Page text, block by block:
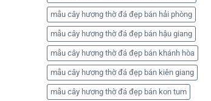
mẫu cây hương thờ đá đẹp bán hải phòng
mẫu cây hương thờ đá đẹp bán hậu giang
mẫu cây hương thờ đá đẹp bán khánh hòa
mẫu cây hương thờ đá đẹp bán kiên giang
mẫu cây hương thờ đá đẹp bán kon tum